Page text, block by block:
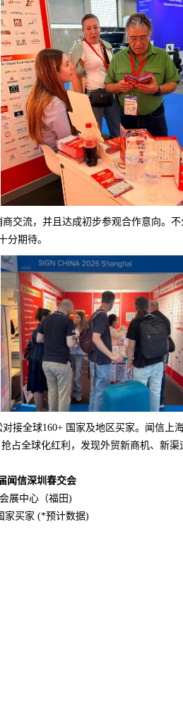
交流，并且达成初步参观合作意向。不
分期待。
接全球160+ 国家及地区买家。闻信上
占全球化红利，发现外贸新商机、新渠
闻信深圳春交会
展中心（福田)
家买家 (*预计数据)